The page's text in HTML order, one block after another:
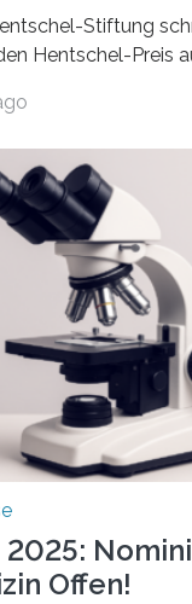
Stiftung
Hentschel-Preis
in Würzburg
um die
Dazu
deutschlandweit
sich gezielt an
Forscher unter 40
2025:
Offen!